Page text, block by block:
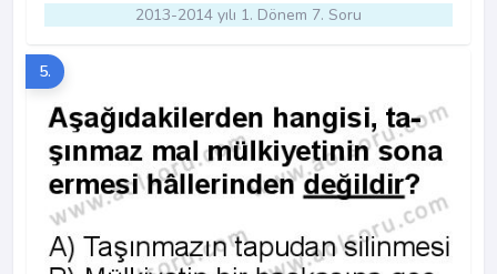
2013-2014 yılı 1. Dönem 7. Soru
5.